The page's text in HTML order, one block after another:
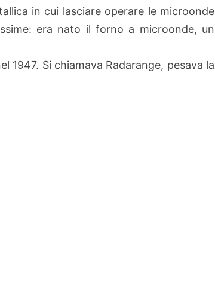
in cui lasciare operare le microonde
era nato il forno a microonde, un
1947. Si chiamava Radarange, pesava la